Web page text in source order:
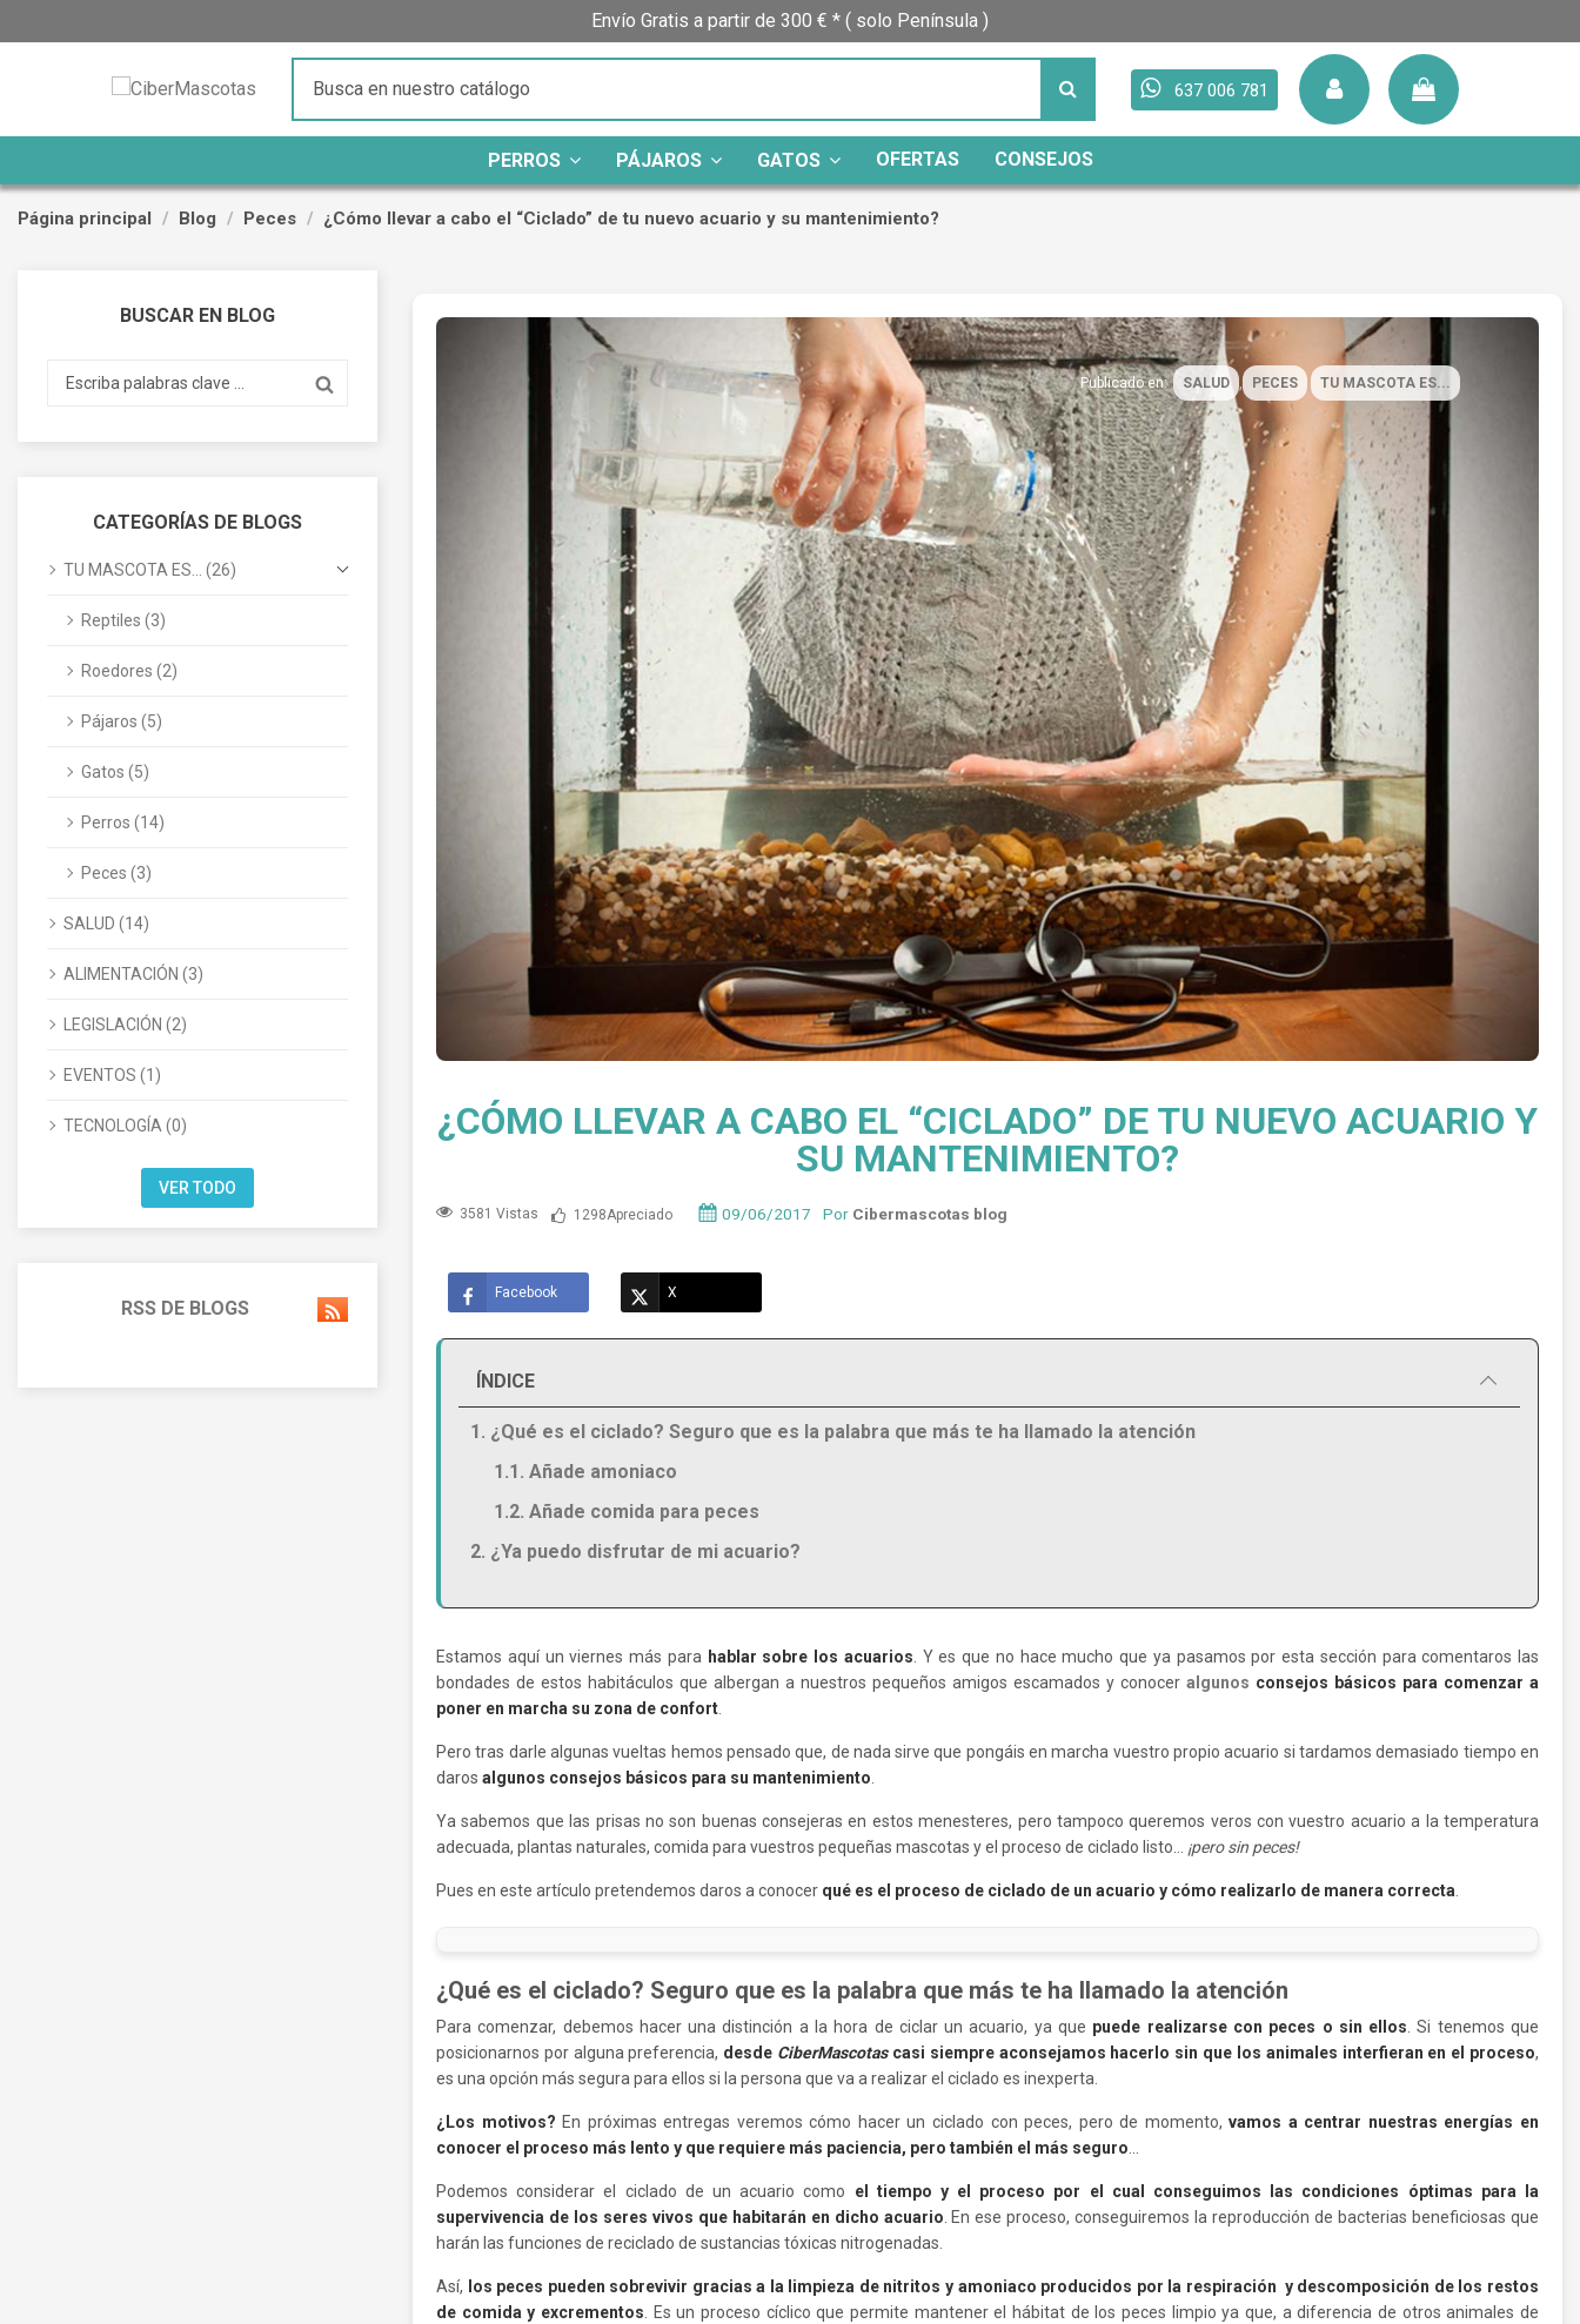
Envío Gratis a partir de 300 € * ( solo Península )
637 006 781
PERROS PÁJAROS GATOS OFERTAS CONSEJOS
Página principal Blog Peces ¿Cómo llevar a cabo el “Ciclado” de tu nuevo acuario y su mantenimiento?
BUSCAR EN BLOG
CATEGORÍAS DE BLOGS
TU MASCOTA ES... (26)
Reptiles (3)
Roedores (2)
Pájaros (5)
Gatos (5)
Perros (14)
Peces (3)
SALUD (14)
ALIMENTACIÓN (3)
LEGISLACIÓN (2)
EVENTOS (1)
TECNOLOGÍA (0)
VER TODO
RSS DE BLOGS
¿CÓMO LLEVAR A CABO EL “CICLADO” DE TU NUEVO ACUARIO Y
SU MANTENIMIENTO?
3581 Vistas 1298Apreciado 09/06/2017 Por Cibermascotas blog
Facebook X
ÍNDICE
1. ¿Qué es el ciclado? Seguro que es la palabra que más te ha llamado la atención
1.1. Añade amoniaco
1.2. Añade comida para peces
2. ¿Ya puedo disfrutar de mi acuario?
Estamos aquí un viernes más para hablar sobre los acuarios. Y es que no hace mucho que ya pasamos por esta sección para comentaros las
bondades de estos habitáculos que albergan a nuestros pequeños amigos escamados y conocer algunos consejos básicos para comenzar a
poner en marcha su zona de confort.
Pero tras darle algunas vueltas hemos pensado que, de nada sirve que pongáis en marcha vuestro propio acuario si tardamos demasiado tiempo en
daros algunos consejos básicos para su mantenimiento.
Ya sabemos que las prisas no son buenas consejeras en estos menesteres, pero tampoco queremos veros con vuestro acuario a la temperatura
adecuada, plantas naturales, comida para vuestros pequeñas mascotas y el proceso de ciclado listo… ¡pero sin peces!
Pues en este artículo pretendemos daros a conocer qué es el proceso de ciclado de un acuario y cómo realizarlo de manera correcta.
¿Qué es el ciclado? Seguro que es la palabra que más te ha llamado la atención
Para comenzar, debemos hacer una distinción a la hora de ciclar un acuario, ya que puede realizarse con peces o sin ellos. Si tenemos que
posicionarnos por alguna preferencia, desde CiberMascotascasi siempre aconsejamos hacerlo sin que los animales interfieran en el proceso,
es una opción más segura para ellos si la persona que va a realizar el ciclado es inexperta.
¿Los motivos? En próximas entregas veremos cómo hacer un ciclado con peces, pero de momento,vamos a centrar nuestras energías en
conocer el proceso más lento y que requiere más paciencia, pero también el más seguro…
Podemos considerar el ciclado de un acuario como el tiempo y el proceso por el cual conseguimos las condiciones óptimas para la
supervivencia de los seres vivos que habitarán en dicho acuario. En ese proceso, conseguiremos la reproducción de bacterias beneficiosas que
harán las funciones de reciclado de sustancias tóxicas nitrogenadas.
Así,
los peces pueden sobrevivir gracias a la limpieza de nitritos y amoniaco producidos por la respiración y descomposición de los restos
de comida y excrementos. Es un proceso cíclico que permite mantener el hábitat de los peces limpio ya que, a diferencia de otros animales de
Publicado en: SALUD , PECES , TU MASCOTA ES...